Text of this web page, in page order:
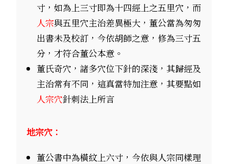
寸，如為上三寸即為十四經上之五里穴，而
人宗與五里穴主治差異極大，董公當為匆匆
出書未及校訂，今依胡師之意，修為三寸五
分，才符合董公本意。
董氏奇穴，諸多穴位下針的深淺，其歸經及
主治常有不同，這真當特加注意，其要點如
人宗穴針刺法上所言
地宗穴：
董公書中為橫紋上六寸，今依與人宗同樣理